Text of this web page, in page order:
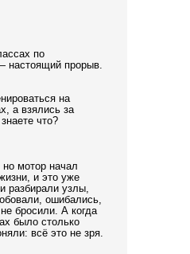
по
настоящий прорыв.
на
а взялись за
что?
мотор начал
и это уже
разбирали узлы,
ошибались,
бросили. А когда
было столько
всё это не зря.